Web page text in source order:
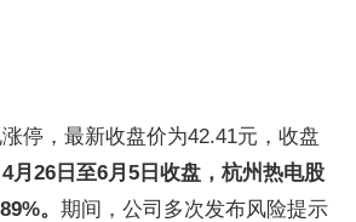
停，最新收盘价为42.41元，收盘
4月26日至6月5日收盘，杭州热电股
。 期间，公司多次发布风险提示